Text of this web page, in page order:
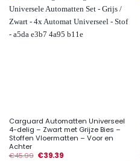
Carguard Automatten Universeel
4-delig – Zwart met Grijze Bies –
Stoffen Vloermatten – Voor en
Achter
€45.99 €39.39